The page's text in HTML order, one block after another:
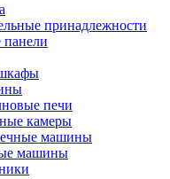
принадлежности
панели
печи
камеры
машины
машины